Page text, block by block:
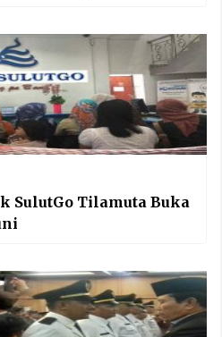
SulutGo Tilamuta Buka